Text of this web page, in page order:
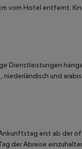
vom Hotel entfernt.
Dienstleistungen
und
erst ab der
der Abreise